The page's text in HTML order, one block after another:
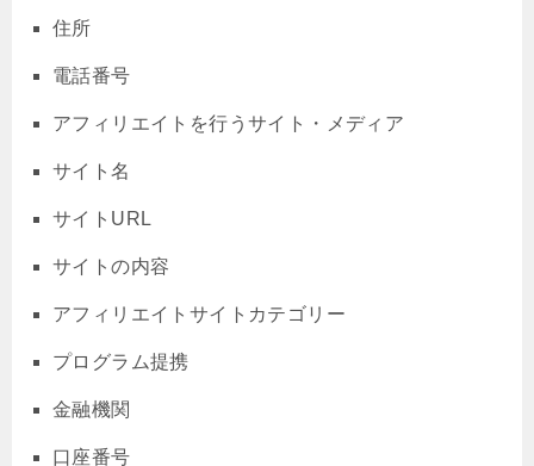
住所
電話番号
アフィリエイトを行うサイト・メディア
サイト名
サイトURL
サイトの内容
アフィリエイトサイトカテゴリー
プログラム提携
金融機関
口座番号